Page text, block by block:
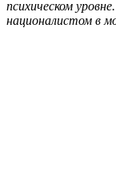
психическом
националистом в